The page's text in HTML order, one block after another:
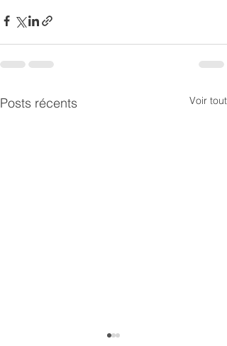
Posts récents Voir tout